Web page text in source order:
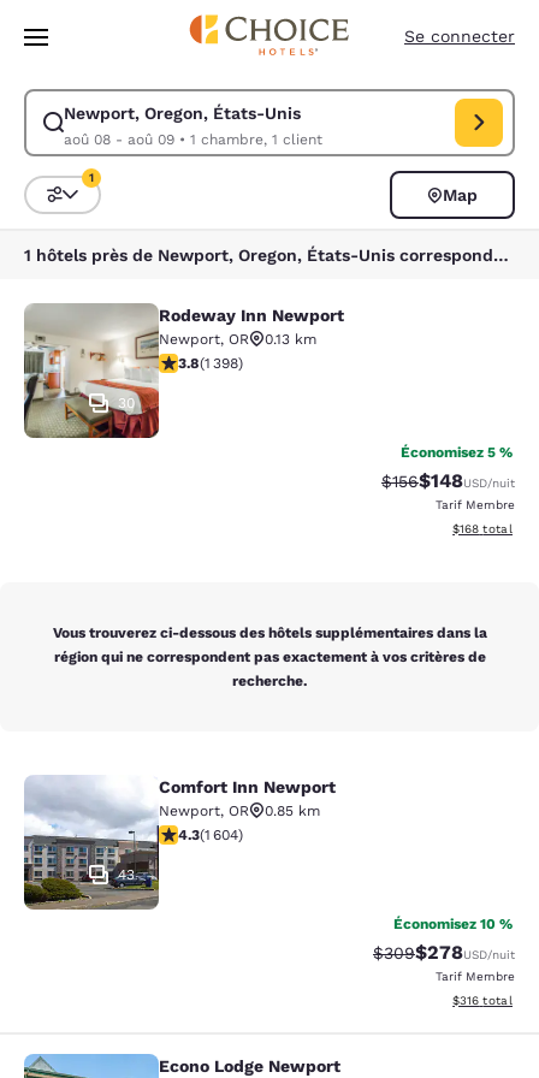
Sauter à Contenu Principal
Se connecter
Newport, Oregon, États-Unis
aoû 08 - aoû 09• 1 chambre, 1 client
Modifier la recherche pour Newport, Oregon, États-Unis. Date
Triez et filtrez
1
Map
1 hôtels près de Newport, Oregon, États-Unis correspondent à vos filtres
Rodeway Inn Newport
30
Rodeway Inn Newport
Newport, OR
0.13 km
3.84 étoiles. Bien. 1398 commentaires
3.8(1 398)
Économisez 5 %
Tarif barré :
$156Tarif réduit :
$148USD/nuit
Tarif Membre
Afficher les
$168 total
Vous trouverez ci-dessous des hôtels supplémentaires dans la
région qui ne correspondent pas exactement à vos critères de
recherche.
Comfort Inn Newport
43
Comfort Inn Newport
Newport, OR
0.85 km
4.31 étoiles. Excellent. 1604 commentaires
4.3(1 604)
Économisez 10 %
Tarif barré :
$309Tarif réduit :
$278USD/nuit
Tarif Membre
Afficher les
$316 total
Econo Lodge Newport